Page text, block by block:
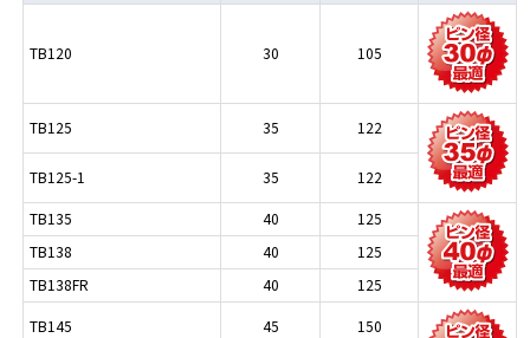
TB120 30 105
TB125 35 122
TB125-1 35 122
TB135 40
125
TB138
40
125
TB138FR
40 125
TB145 45 150